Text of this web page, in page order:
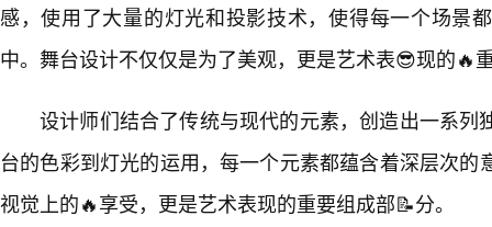
感，使用了大量的灯光和投影技术，使得每一个场景
中。舞台设计不仅仅是为了美观，更是艺术表😎现的🔥
设计师们结合了传统与现代的元素，创造出一系列
台的色彩到灯光的运用，每一个元素都蕴含着深层次的
视觉上的🔥享受，更是艺术表现的重要组成部📝分。